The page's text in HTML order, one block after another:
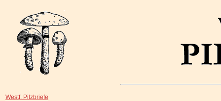
Westf. Pilzbriefe